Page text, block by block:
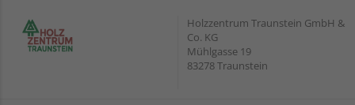
Holzzentrum Traunstein GmbH &
Co. KG
Mühlgasse 19
83278 Traunstein